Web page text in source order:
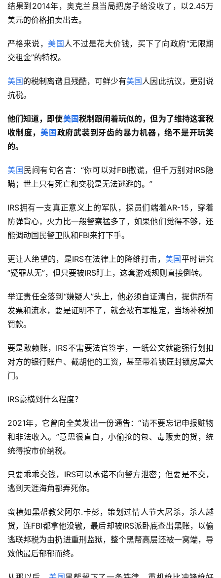
结果到2014年，奥克兰县当局把房子给没收了，以2.45万
美元的价格拍卖出去。
严格来说，美国人不过是花大价钱，买下了向政府“无限期
交租金”的特权。
美国的税制离谱且残酷，可鲜少有美国人因此抗议，更别说
抗税。
他们知道，即使美国税制跟闹着玩似的，但为了维持这套税
收制度， 美国政府武装到牙齿的暴力机器 ，绝不是开玩笑
的。
美国民间有句名言：“你可以对FBI撒谎，但千万别对IRS隐
瞒；世上只有死亡和交税是无法逃避的。”
IRS拥有一支真正意义上的军队，探员们端着AR-15，穿着
防弹背心，火力比一般警察猛多了，如果他们觉得不够，还
能调动国民警卫队和FBI来打下手。
更让人绝望的，是IRS在法律上的降维打击， 美国平时讲究
“疑罪从无”，但只要被IRS盯上，这套游戏规则直接倒转。
举证责任全落到“嫌疑人”头上，他必须自证清白，提供所有
发票和流水，要是证明不了，就会被有罪推定，当场补税加
罚款。
要是敢赖账，IRS不需要法官签字，一纸公文就能强行划扣
对方的银行账户、截胡他的工资，甚至带着锁匠封锁房屋大
门。
IRS豪横到什么程度？
2021年，它曾向全美发出一份通告：“请不要忘记申报赃物
和非法收入。”意思很直白，小偷抢的包、毒贩卖的货，统
统得按市价纳税。
只要乖乖交钱，IRS可以承诺不向警方泄密；但要是不交，
逃到天涯海角都弄死你。
蛮横如黑帮教父阿尔.卡彭，策划过情人节大屠杀，杀人越
货，连FBI都拿他没辙，最后却被IRS派卧底查出黑账，以偷
逃联邦税为由扔进重刑监狱，整个黑帮高层还被一窝端，导
致他最后郁郁而终。